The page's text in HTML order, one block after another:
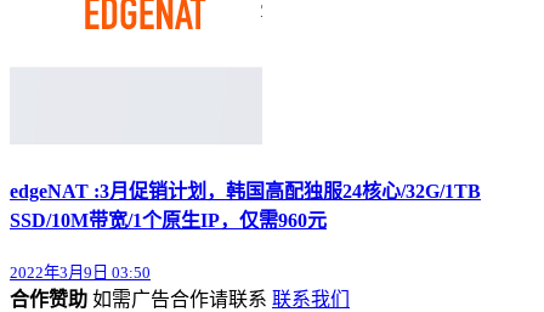
edgeNAT :3月促销计划，韩国高配独服24核心/32G/1TB
SSD/10M带宽/1个原生IP，仅需960元
2022年3月9日 03:50
合作赞助 如需广告合作请联系 联系我们